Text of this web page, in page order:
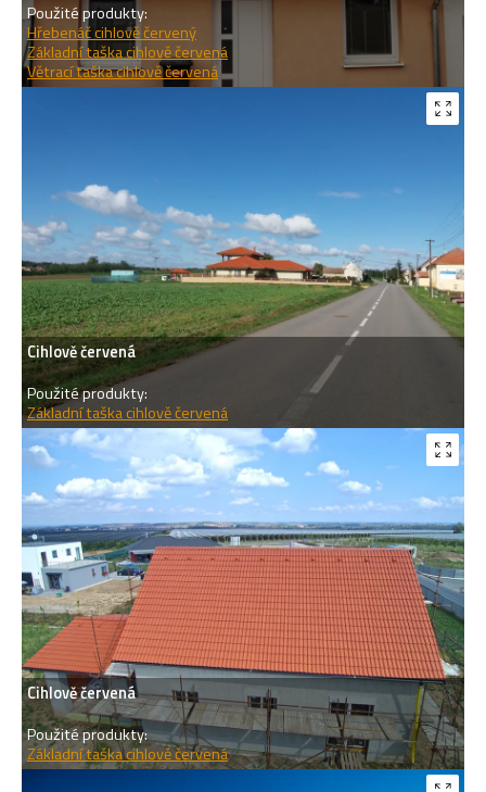
Použité produkty:
Hřebenáč cihlově červený
Základní taška cihlově červená
Větrací taška cihlově červená
Cihlově červená
Použité produkty:
Základní taška cihlově červená
Cihlově červená
Použité produkty:
Základní taška cihlově červená